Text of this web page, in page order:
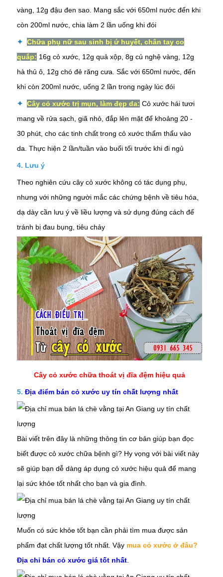
vàng, 12g đậu đen sao. Mang sắc với 650ml nước đến khi
còn 200ml nước, chia làm 2 lần uống khi đói
✦ Chữa phụ nữ sau sinh bị ứ huyết, chân tay co
quắp: 16g cỏ xước, 12g quả xộp, 8g củ nghệ vàng, 12g
hà thủ ô, 12g chó đẻ răng cưa. Sắc với 650ml nước, đến
khi còn 200ml nước, uống 2 lần trong ngày lúc đói
✦ Cây cỏ xước trị mụn, làm đẹp da: Cỏ xước hái tươi
mang về rửa sạch, giã nhỏ, đắp lên mặt để khoảng 20 -
30 phút, cho các tinh chất trong cỏ xước thẩm thẩu vào
da. Thực hiện 2 lần/tuần vào buổi tối trước khi đi ngủ
4. Lưu ý
Theo nghiên cứu cây cỏ xước không có tác dụng phụ,
nhưng với những người mắc các chứng bệnh về tiêu hóa,
dạ dày cần lưu ý về liều lượng và sử dụng đúng cách để
tránh bị đau bụng, tiêu chảy
Cây cỏ xước chữa thoát vị đĩa đệm hiệu quả
5. Địa điểm bán cỏ xước uy tín chất lượng nhất
Bài viết trên đây là những thông tin cơ bản giúp bạn đọc
biết được cỏ xước chữa bệnh gì? Hy vọng với bài viết này
sẽ giúp bạn dễ dàng áp dụng cỏ xước hiệu quả để mang
lại sức khỏe tốt nhất cho bạn và gia đình.
Muốn có sức khỏe tốt bạn cần phải tìm mua được sản
phẩm đạt chất lượng tốt nhất. Vậy mua cỏ xước ở đâu?
Địa chỉ bán cỏ xước giá tốt nhất